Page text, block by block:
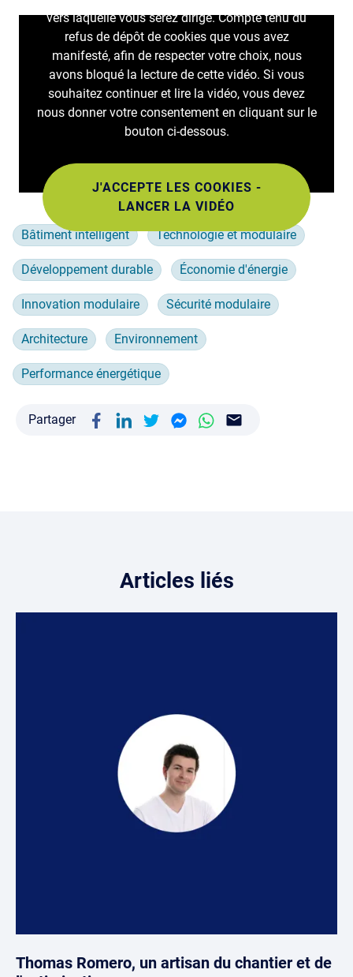
vers laquelle vous serez dirigé. Compte tenu du
refus de dépôt de cookies que vous avez
manifesté, afin de respecter votre choix, nous
avons bloqué la lecture de cette vidéo. Si vous
souhaitez continuer et lire la vidéo, vous devez
nous donner votre consentement en cliquant sur le
bouton ci-dessous.
J'ACCEPTE LES COOKIES -
LANCER LA VIDÉO
Bâtiment intelligent
Technologie et modulaire
Développement durable Économie d'énergie
Innovation modulaire Sécurité modulaire
Architecture Environnement
Performance énergétique
Partager
Articles liés
Thomas Romero, un artisan du chantier et de